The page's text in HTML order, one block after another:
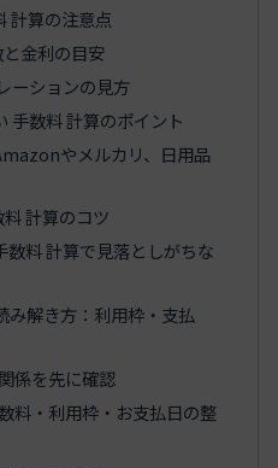
計算の注意点
金利の目安
ーションの見方
手数料 計算のポイント
やメルカリ、日用品
計算のコツ
数料 計算で見落としがちな
み解き方：利用枠・支払
係を先に確認
料・利用枠・お支払日の整